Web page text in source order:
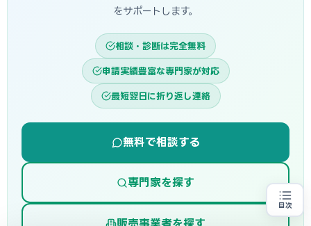
をサポートします。
相談・診断は完全無料
申請実績豊富な専門家が対応
最短翌日に折り返し連絡
無料で相談する
専門家を探す
販売事業者を探す
目次
専門家に無料相談する お近くの専門家を探す